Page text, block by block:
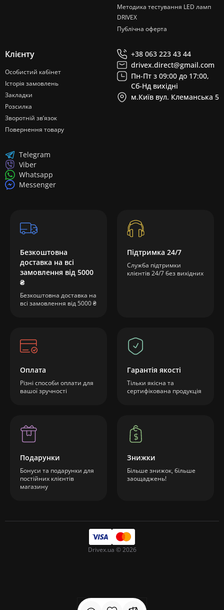
Методика тестування LED ламп
DRIVEX
Публічна оферта
Клієнту
Особистий кабінет
Історія замовлень
Закладки
Розсилка
Зворотній зв’язок
Повернення товару
+38 063 223 43 44
drivex.direct@gmail.com
Пн-Пт з 09:00 до 17:00,
Сб-Нд вихідні
м.Київ вул. Клеманська 5
Telegram
Viber
Whatsapp
Messenger
Безкоштовна
доставка на всі
замовлення від 5000
₴
Безкоштовна доставка на
всі замовлення від 5000 ₴
Підтримка 24/7
Служба підтримки
клієнтів 24/7 без вихідних
Оплата
Різні способи оплати для
вашої зручності
Гарантія якості
Тільки якісна та
сертифікована продукція
Подарунки
Бонуси та подарунки для
постійних клієнтів
магазину
Знижки
Більше знижок, більше
заощаджень!
Drivex.ua © 2026